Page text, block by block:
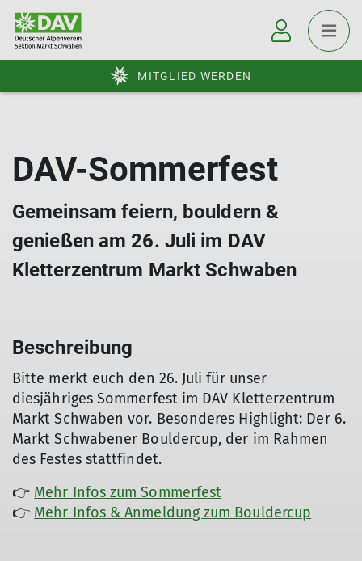
MITGLIED WERDEN
DAV-Sommerfest
Gemeinsam feiern, bouldern &
genießen am 26. Juli im DAV
Kletterzentrum Markt Schwaben
Beschreibung
Bitte merkt euch den 26. Juli für unser
diesjähriges Sommerfest im DAV Kletterzentrum
Markt Schwaben vor. Besonderes Highlight: Der 6.
Markt Schwabener Bouldercup, der im Rahmen
des Festes stattfindet.
👉 Mehr Infos zum Sommerfest
👉 Mehr Infos & Anmeldung zum Bouldercup